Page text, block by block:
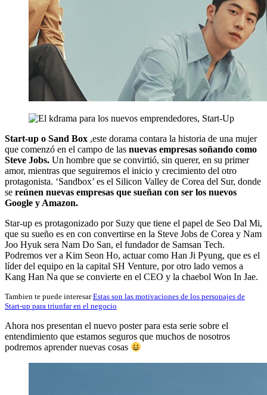
Start-up o Sand Box ,este dorama contara la historia de una mujer
que comenzó en el campo de las nuevas empresas soñando como
Steve Jobs. Un hombre que se convirtió, sin querer, en su primer
amor, mientras que seguiremos el inicio y crecimiento del otro
protagonista. ‘Sandbox’ es el Silicon Valley de Corea del Sur, donde
se reúnen nuevas empresas que sueñan con ser los nuevos
Google y Amazon.
Star-up es protagonizado por Suzy que tiene el papel de Seo Dal Mi,
que su sueño es en con convertirse en la Steve Jobs de Corea y Nam
Joo Hyuk sera Nam Do San, el fundador de Samsan Tech.
Podremos ver a Kim Seon Ho, actuar como Han Ji Pyung, que es el
líder del equipo en la capital SH Venture, por otro lado vemos a
Kang Han Na que se convierte en el CEO y la chaebol Won In Jae.
Tambien te puede interesarEstas son las motivaciones de los personajes de
Start-up para triunfar en el negocio
Ahora nos presentan el nuevo poster para esta serie sobre el
entendimiento que estamos seguros que muchos de nosotros
podremos aprender nuevas cosas